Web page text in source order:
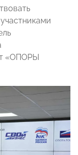
«ОПОРЫ